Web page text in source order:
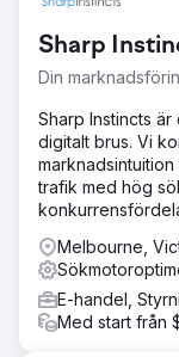
Sharp
Din
Sharp Instincts
digitalt brus. Vi
trafik med hög
Melbourne,
E-handel,
Med start från